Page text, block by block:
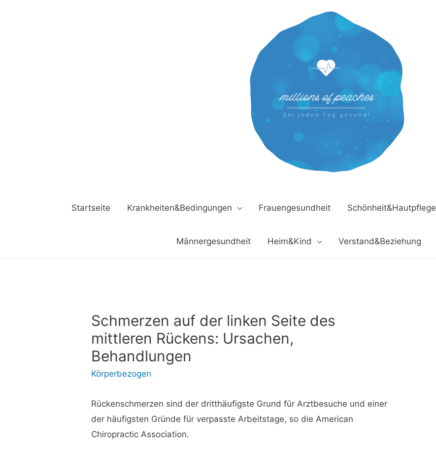
Startseite Krankheiten&Bedingungen Frauengesundheit Schönheit&Hautpflege
Männergesundheit Heim&Kind Verstand&Beziehung
Schmerzen auf der linken Seite des
mittleren Rückens: Ursachen,
Behandlungen
Körperbezogen
Rückenschmerzen sind der dritthäufigste Grund für Arztbesuche und einer
der häufigsten Gründe für verpasste Arbeitstage, so die American
Chiropractic Association.